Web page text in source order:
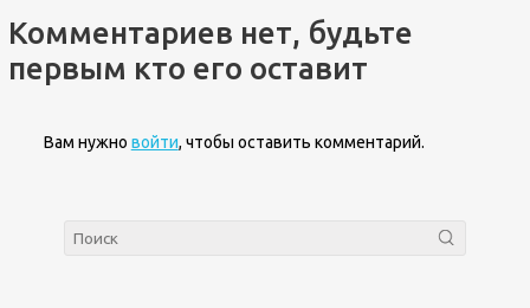
Комментариев нет, будьте
первым кто его оставит
Вам нужно войти, чтобы оставить комментарий.